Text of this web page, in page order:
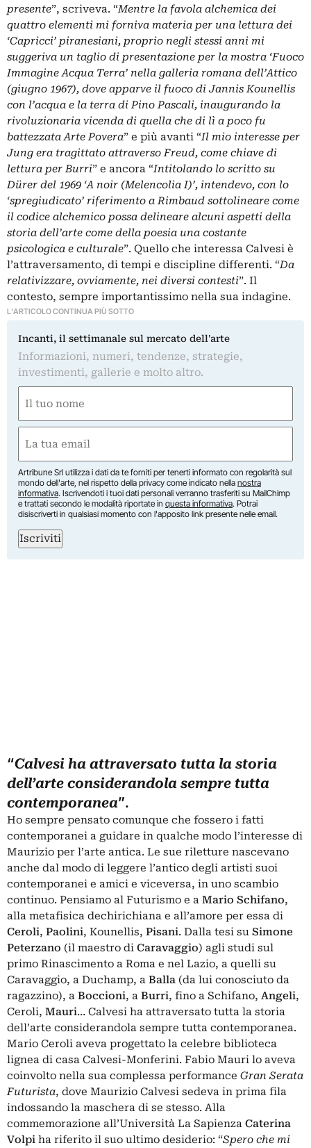
presente”, scriveva. “Mentre la favola alchemica dei
quattro elementi mi forniva materia per una lettura dei
‘Capricci’ piranesiani, proprio negli stessi anni mi
suggeriva un taglio di presentazione per la mostra ‘Fuoco
Immagine Acqua Terra’ nella galleria romana dell’Attico
(giugno 1967), dove apparve il fuoco di Jannis Kounellis
con l’acqua e la terra di Pino Pascali, inaugurando la
rivoluzionaria vicenda di quella che di lì a poco fu
battezzata Arte Povera” e più avanti “Il mio interesse per
Jung era tragittato attraverso Freud, come chiave di
lettura per Burri” e ancora “Intitolando lo scritto su
Dürer del 1969 ‘A noir (Melencolia I)’, intendevo, con lo
‘spregiudicato’ riferimento a Rimbaud sottolineare come
il codice alchemico possa delineare alcuni aspetti della
storia dell’arte come della poesia una costante
psicologica e culturale”. Quello che interessa Calvesi è
l’attraversamento, di tempi e discipline differenti. “Da
relativizzare, ovviamente, nei diversi contesti”. Il
contesto, sempre importantissimo nella sua indagine.
L'ARTICOLO CONTINUA PIÙ SOTTO
Incanti, il settimanale sul mercato dell'arte
Informazioni, numeri, tendenze, strategie,
investimenti, gallerie e molto altro.
(Required)
First
(Required)
Artribune Srl utilizza i dati da te forniti per tenerti informato con regolarità sul
mondo dell'arte, nel rispetto della privacy come indicato nella nostra
informativa. Iscrivendoti i tuoi dati personali verranno trasferiti su MailChimp
e trattati secondo le modalità riportate in questa informativa. Potrai
disiscriverti in qualsiasi momento con l'apposito link presente nelle email.
Iscriviti
“Calvesi ha attraversato tutta la storia
dell’arte considerandola sempre tutta
contemporanea”.
Ho sempre pensato comunque che fossero i fatti
contemporanei a guidare in qualche modo l’interesse di
Maurizio per l’arte antica. Le sue riletture nascevano
anche dal modo di leggere l’antico degli artisti suoi
contemporanei e amici e viceversa, in uno scambio
continuo. Pensiamo al Futurismo e a Mario Schifano,
alla metafisica dechirichiana e all’amore per essa di
Ceroli, Paolini, Kounellis, Pisani. Dalla tesi su Simone
Peterzano (il maestro di Caravaggio) agli studi sul
primo Rinascimento a Roma e nel Lazio, a quelli su
Caravaggio, a Duchamp, a Balla (da lui conosciuto da
ragazzino), a Boccioni, a Burri, fino a Schifano, Angeli,
Ceroli, Mauri… Calvesi ha attraversato tutta la storia
dell’arte considerandola sempre tutta contemporanea.
Mario Ceroli aveva progettato la celebre biblioteca
lignea di casa Calvesi-Monferini. Fabio Mauri lo aveva
coinvolto nella sua complessa performance Gran Serata
Futurista, dove Maurizio Calvesi sedeva in prima fila
indossando la maschera di se stesso. Alla
commemorazione all’Università La Sapienza Caterina
Volpi ha riferito il suo ultimo desiderio: “Spero che mi